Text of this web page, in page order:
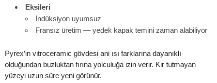
Eksileri
İndüksiyon uyumsuz
Fransız üretim — yedek kapak temini zaman alabiliyor
Pyrex’in vitroceramic gövdesi ani ısı farklarına dayanıklı
olduğundan buzluktan fırına yolculuğa izin verir. Kir tutmayan
yüzeyi uzun süre yeni görünür.